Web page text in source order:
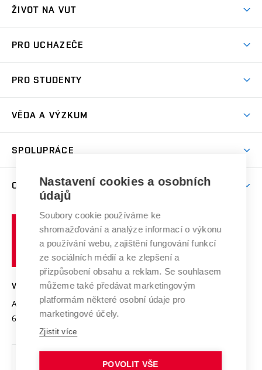
ŽIVOT NA VUT
Koleje
Sport na VUT
Brno
PRO UCHAZEČE
Dny otevřených dveří
Celoživotní vzdělávání
E-přihláška
PRO STUDENTY
Harmonogram akademického roku
Závěrečné práce
Doktorské studium
Zpracování osobních údajů studentů
Sociální bezpečí
Studium bez bariér
Podpora podnikání
VĚDA A VÝZKUM
Mezinárodní vědecká rada
Systém zajišťování kvality výzkumu
Výzkumné infrastruktury
Transfer znalostí
Open Science
Projekty
Projekty ze strukturálních fondů
Specifický výzkum
SPOLUPRÁCE
Firemní spolupráce
Zahraniční spolupráce
Spolupráce se školami
Služby univerzity
Mezinárodní dohody
Univerzitní sítě
O UNIVERZITĚ
Profil univerzity
Udržitelná univerzita
Podnikavá univerzita / ContriBUTe
Bezpečná univerzita
Vyznamenání
Organizační struktura
Ochrana osobních údajů
učení
technické
Brně
VYSOKÉ UČENÍ TECHNICKÉ V BRNĚ
Antonínská 548/1
602 00 Brno
www.vut.cz
vut@vutbr.cz
Nastavení cookies a osobních
údajů
Soubory cookie používáme ke
shromažďování a analýze informací o výkonu
a používání webu, zajištění fungování funkcí
ze sociálních médií a ke zlepšení a
přizpůsobení obsahu a reklam. Se souhlasem
můžeme také předávat marketingovým
platformám některé osobní údaje pro
marketingové účely.
Zjistit více
POVOLIT VŠE